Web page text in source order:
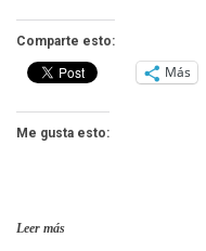
Comparte esto:
Más
Me gusta esto:
Leer más